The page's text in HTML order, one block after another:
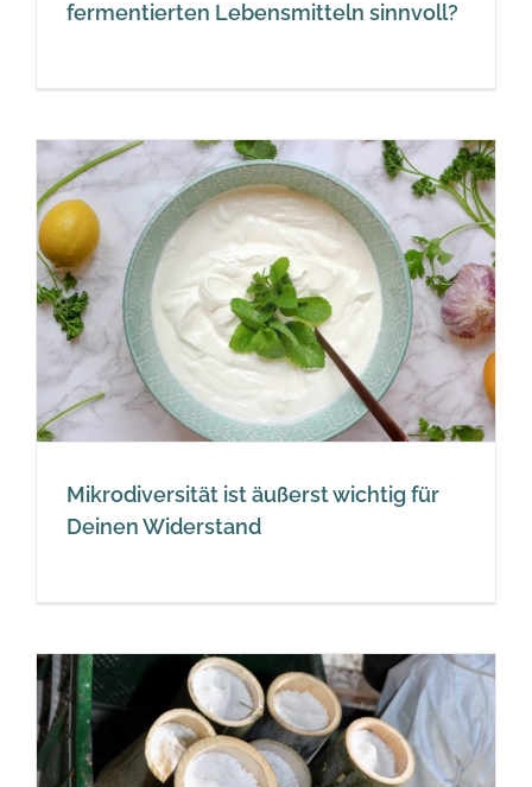
fermentierten Lebensmitteln sinnvoll?
Mikrodiversität ist äußerst wichtig für
Deinen Widerstand